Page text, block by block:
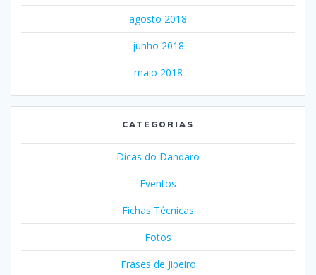
agosto 2018
junho 2018
maio 2018
CATEGORIAS
Dicas do Dandaro
Eventos
Fichas Técnicas
Fotos
Frases de Jipeiro